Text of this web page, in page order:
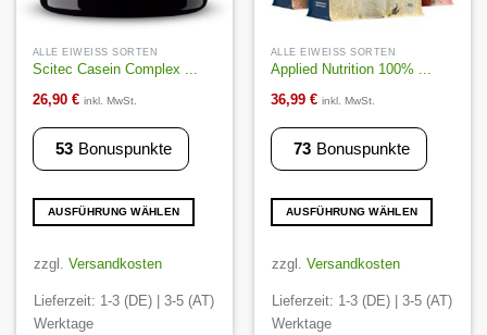
ALLE EIWEISS SORTEN
Scitec Casein Complex ...
26,90 € inkl. MwSt.
53 Bonuspunkte
AUSFÜHRUNG WÄHLEN
Produkt
mehrere
Varianten
zzgl. Versandkosten
Lieferzeit: 1-3 (DE) | 3-5 (AT)
Werktage
ALLE EIWEISS SORTEN
Applied Nutrition 100% ...
36,99 € inkl. MwSt.
73 Bonuspunkte
AUSFÜHRUNG WÄHLEN
Produkt
mehrere
Varianten
zzgl. Versandkosten
Lieferzeit: 1-3 (DE) | 3-5 (AT)
Werktage